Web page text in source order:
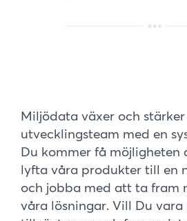
Miljödata växer och
utvecklingsteam med en
Du kommer få
lyfta våra produkter till en
och jobba med att ta fram
våra lösningar. Vill Du vara